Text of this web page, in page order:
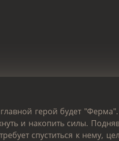
герой будет
и накопить силы.
спуститься к нему,